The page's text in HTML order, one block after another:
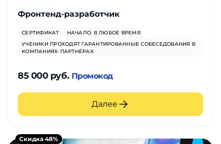
Фронтенд-разработчик
СЕРТИФИКАТ
НАЧАЛО: В ЛЮБОЕ ВРЕМЯ
УЧЕНИКИ ПРОХОДЯТ ГАРАНТИРОВАННЫЕ СОБЕСЕДОВАНИЯ В
КОМПАНИЯХ-ПАРТНЁРАХ
85 000 руб. Промокод
Далее
Скидка 48%